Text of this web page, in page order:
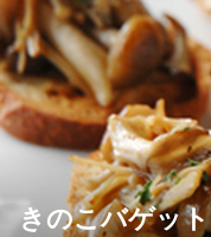
きのこバゲット